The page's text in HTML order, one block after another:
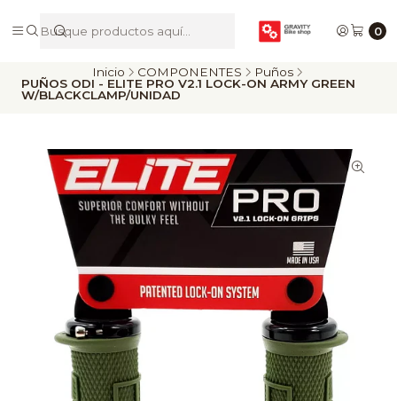
0
De Riders para Riders
Inicio COMPONENTES
Puños
PUÑOS ODI - ELITE PRO V2.1 LOCK-ON ARMY GREEN
W/BLACKCLAMP/UNIDAD